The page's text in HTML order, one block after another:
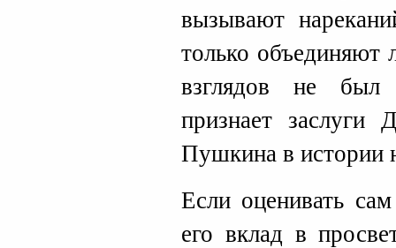
вызывают
только
взглядов не был
признает
Пушкина в истории
Если оценивать
его вклад в